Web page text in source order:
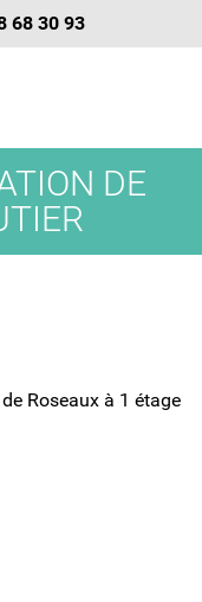
68 30 93
DE
Roseaux à 1 étage